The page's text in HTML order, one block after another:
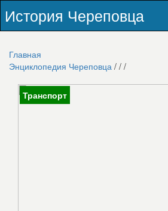
История Череповца
Главная
Энциклопедия Череповца / / /
Транспорт